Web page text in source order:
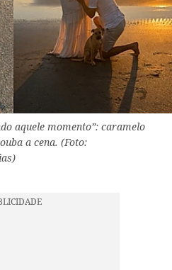
aquele momento”: caramelo
a cena. (Foto: